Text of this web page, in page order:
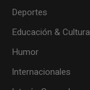
Deportes
Educación & Cultura
Humor
Internacionales